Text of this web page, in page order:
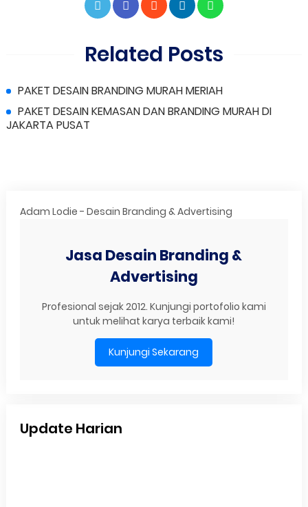
Related Posts
PAKET DESAIN BRANDING MURAH MERIAH
PAKET DESAIN KEMASAN DAN BRANDING MURAH DI
JAKARTA PUSAT
Adam Lodie - Desain Branding & Advertising
Jasa Desain Branding &
Advertising
Profesional sejak 2012. Kunjungi portofolio kami
untuk melihat karya terbaik kami!
Kunjungi Sekarang
Update Harian